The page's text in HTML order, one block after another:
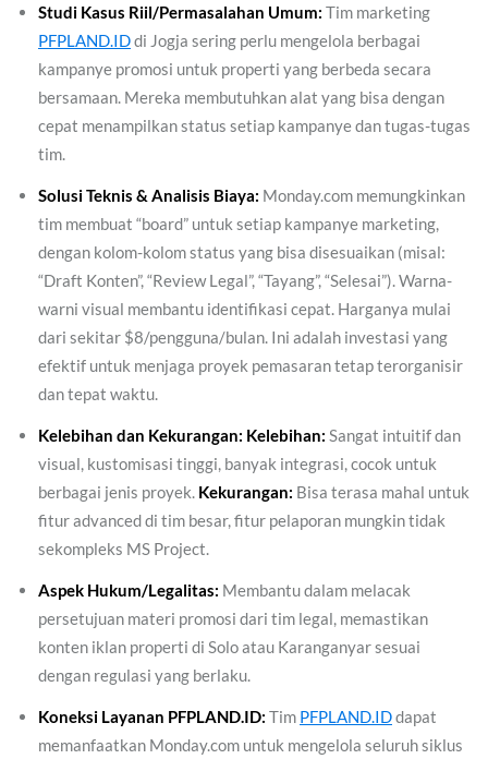
Studi Kasus Riil/Permasalahan Umum: Tim marketing
PFPLAND.IDdi Jogja sering perlu mengelola berbagai
kampanye promosi untuk properti yang berbeda secara
bersamaan. Mereka membutuhkan alat yang bisa dengan
cepat menampilkan status setiap kampanye dan tugas-tugas
tim.
Solusi Teknis & Analisis Biaya: Monday.com memungkinkan
tim membuat “board” untuk setiap kampanye marketing,
dengan kolom-kolom status yang bisa disesuaikan (misal:
“Draft Konten”, “Review Legal”, “Tayang”, “Selesai”). Warna-
warni visual membantu identifikasi cepat. Harganya mulai
dari sekitar $8/pengguna/bulan. Ini adalah investasi yang
efektif untuk menjaga proyek pemasaran tetap terorganisir
dan tepat waktu.
Kelebihan dan Kekurangan: Kelebihan: Sangat intuitif dan
visual, kustomisasi tinggi, banyak integrasi, cocok untuk
berbagai jenis proyek. Kekurangan: Bisa terasa mahal untuk
fitur advanced di tim besar, fitur pelaporan mungkin tidak
sekompleks MS Project.
Aspek Hukum/Legalitas: Membantu dalam melacak
persetujuan materi promosi dari tim legal, memastikan
konten iklan properti di Solo atau Karanganyar sesuai
dengan regulasi yang berlaku.
Koneksi Layanan PFPLAND.ID: Tim PFPLAND.IDdapat
memanfaatkan Monday.com untuk mengelola seluruh siklus